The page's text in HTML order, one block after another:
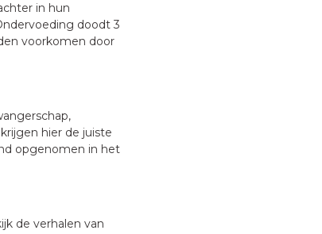
in hun
doodt 3
voorkomen door
hier de juiste
opgenomen in het
de verhalen van